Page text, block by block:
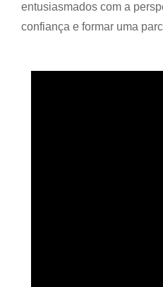
entusiasmados com a
confiança e formar uma